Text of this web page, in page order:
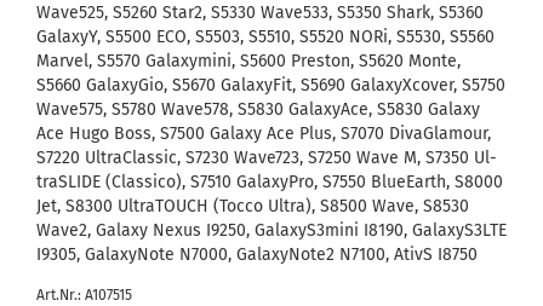
Wave525, S5260 Star2, S5330 Wave533, S5350 Shark, S5360
Ga­la­xyY, S5500 ECO, S5503, S5510, S5520 NORi, S5530, S5560
Mar­vel, S5570 Ga­la­xy­mi­ni, S5600 Pres­ton, S5620 Monte,
S5660 Ga­la­xy­Gio, S5670 Ga­la­xy­Fit, S5690 Ga­la­xyX­co­ver, S5750
Wave575, S5780 Wave578, S5830 Ga­la­x­yAce, S5830 Ga­la­xy
Ace Hugo Boss, S7500 Ga­la­xy Ace Plus, S7070 DivaG­la­mour,
S7220 Ul­tra­Clas­sic, S7230 Wave723, S7250 Wave M, S7350 Ul­
traS­LI­DE (Clas­si­co), S7510 Ga­la­xy­Pro, S7550 BlueE­arth, S8000
Jet, S8300 Ul­tra­TOUCH (Tocco Ultra), S8500 Wave, S8530
Wave2, Ga­la­xy Nexus I9250, GalaxyS3mini I8190, GalaxyS3LTE
I9305, Ga­la­xyNote N7000, GalaxyNote2 N7100, AtivS I8750
Art.Nr.: A107515